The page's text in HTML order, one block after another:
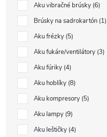
Aku vibračné brúsky 6
Brúsky na sadrokartón 1
Aku frézky 5
Aku fukáre/ventilátory 3
Aku fúriky 4
Aku hoblíky 8
Aku kompresory 5
Aku lampy 9
Aku leštičky 4